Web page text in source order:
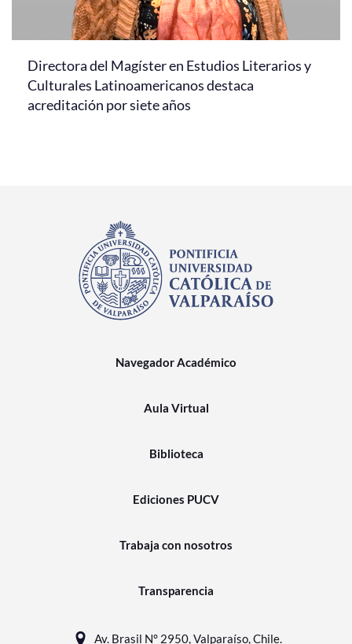
Directora del Magíster en Estudios Literarios y
Culturales Latinoamericanos destaca
acreditación por siete años
Navegador Académico
Aula Virtual
Biblioteca
Ediciones PUCV
Trabaja con nosotros
Transparencia
Av. Brasil N° 2950, Valparaíso, Chile.